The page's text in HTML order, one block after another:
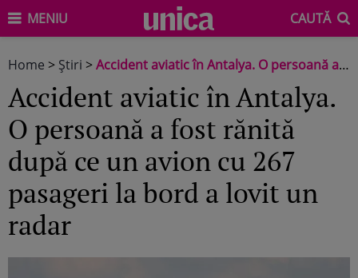
MENIU CAUTĂ
Home > Știri >Accident aviatic în Antalya. O persoană a fost rănită după ce un avion cu 267 pasageri la bord a lovit un radar
Accident aviatic în Antalya.
O persoană a fost rănită
după ce un avion cu 267
pasageri la bord a lovit un
radar